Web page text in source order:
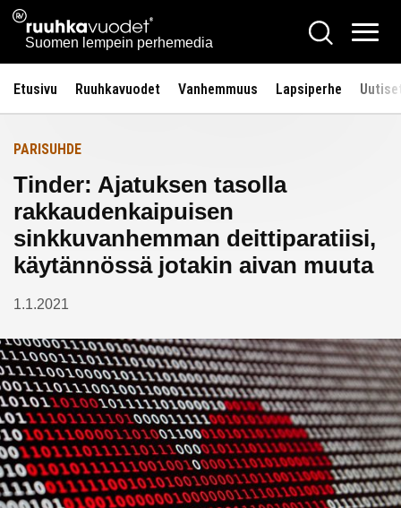
Siirry
sisältöön
Ruuhkavuodet.fi
Suomen lempein perhemedia
Hae
Etusivu Ruuhkavuodet Vanhemmuus Lapsiperhe
Etusivulle
PARISUHDE
Tinder: Ajatuksen tasolla
rakkaudenkaipuisen
sinkkuvanhemman deittiparatiisi,
käytännössä jotakin aivan muuta
1.1.2021